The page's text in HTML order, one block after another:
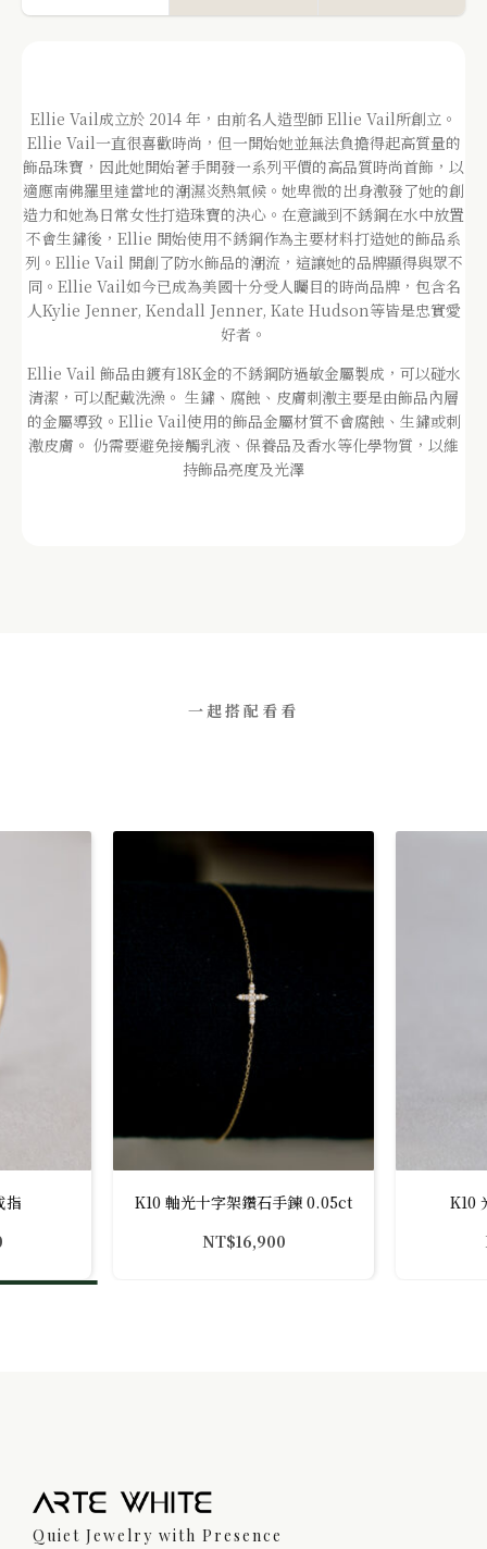
Ellie Vail成立於 2014 年，由前名人造型師 Ellie Vail所創立。
Ellie Vail一直很喜歡時尚，但一開始她並無法負擔得起高質量的
飾品珠寶，因此她開始著手開發一系列平價的高品質時尚首飾，以
適應南佛羅里達當地的潮濕炎熱氣候。她卑微的出身激發了她的創
造力和她為日常女性打造珠寶的決心。在意識到不銹鋼在水中放置
不會生鏽後，Ellie 開始使用不銹鋼作為主要材料打造她的飾品系
列。Ellie Vail 開創了防水飾品的潮流，這讓她的品牌顯得與眾不
同。Ellie Vail如今已成為美國十分受人矚目的時尚品牌，包含名
人Kylie Jenner, Kendall Jenner, Kate Hudson等皆是忠實愛
好者。
Ellie Vail 飾品由鍍有18K金的不銹鋼防過敏金屬製成，可以碰水
清潔，可以配戴洗澡。 生鏽、腐蝕、皮膚刺激主要是由飾品內層
的金屬導致。Ellie Vail使用的飾品金屬材質不會腐蝕、生鏽或刺
激皮膚。 仍需要避免接觸乳液、保養品及香水等化學物質，以維
持飾品亮度及光澤
一起搭配看看
指
K10 軸光十字架鑽石手鍊 0.05ct
NT$16,900
K10
Quiet Jewelry with Presence